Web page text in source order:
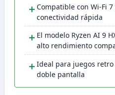
＋ Compatible con Wi-Fi
conectividad rápida
＋ El modelo Ryzen AI 9
alto rendimiento
＋ Ideal para juegos
doble pantalla